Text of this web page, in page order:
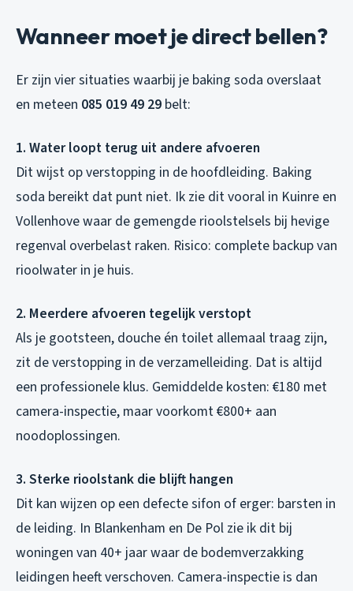
Wanneer moet je direct bellen?
Er zijn vier situaties waarbij je baking soda overslaat
en meteen 085 019 49 29 belt:
1. Water loopt terug uit andere afvoeren
Dit wijst op verstopping in de hoofdleiding. Baking
soda bereikt dat punt niet. Ik zie dit vooral in Kuinre en
Vollenhove waar de gemengde rioolstelsels bij hevige
regenval overbelast raken. Risico: complete backup van
rioolwater in je huis.
2. Meerdere afvoeren tegelijk verstopt
Als je gootsteen, douche én toilet allemaal traag zijn,
zit de verstopping in de verzamelleiding. Dat is altijd
een professionele klus. Gemiddelde kosten: €180 met
camera-inspectie, maar voorkomt €800+ aan
noodoplossingen.
3. Sterke rioolstank die blijft hangen
Dit kan wijzen op een defecte sifon of erger: barsten in
de leiding. In Blankenham en De Pol zie ik dit bij
woningen van 40+ jaar waar de bodemverzakking
leidingen heeft verschoven. Camera-inspectie is dan